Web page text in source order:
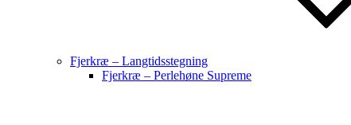
Fjerkræ – Langtidsstegning
Fjerkræ – Perlehøne Supreme